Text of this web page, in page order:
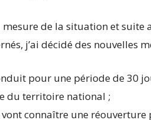
de la situation et suite
j’ai décidé des nouvelles
pour une période de 30
du territoire national ;
connaître une